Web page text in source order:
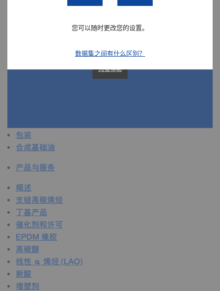
包装
合成基础油
产品与服务
概述
支链高碳烯烃
丁基产品
催化剂和许可
EPDM 橡胶
高碳醇
线性 α 烯烃 (LAO)
新酸
增塑剂
先看帮助
您可以随时更改您的设置。
数据集之间有什么区别？